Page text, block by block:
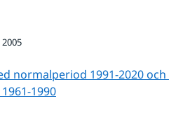
normalperiod 1991-2020 och
1990